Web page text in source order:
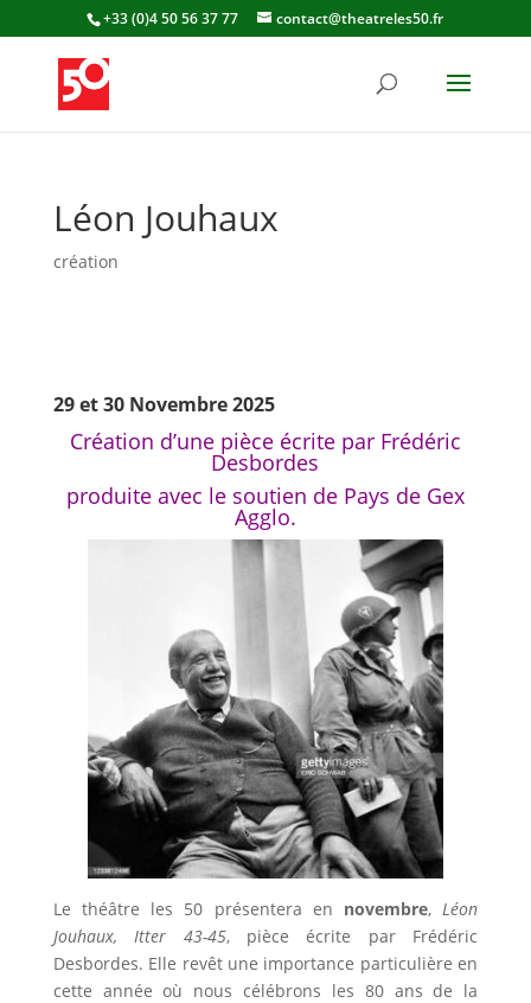
+33 (0)4 50 56 37 77 contact@theatreles50.fr
Léon Jouhaux
création
29 et 30 Novembre 2025
Création d’une pièce écrite par Frédéric
Desbordes
produite avec le soutien de Pays de Gex
Agglo.
Le théâtre les 50 présentera en novembre,Léon
Jouhaux, Itter 43-45, pièce écrite par Frédéric
Desbordes. Elle revêt une importance particulière en
cette année où nous célébrons les 80 ans de la